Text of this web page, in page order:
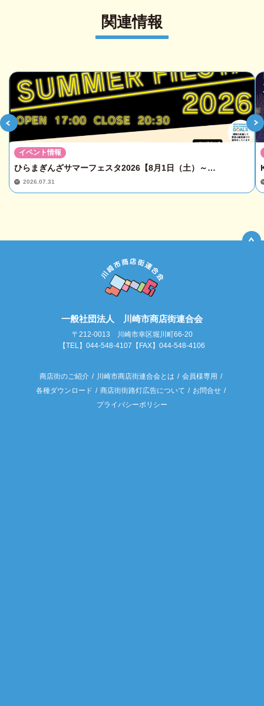
関連情報
ひらまぎんざサマーフェスタ2026【8月1日（土）～…
2026.07.31
イベント情報
一般社団法人 川崎市商店街連合会
〒212-0013 川崎市幸区堀川町66-20
【TEL】044-548-4107【FAX】044-548-4106
商店街のご紹介 川崎市商店街連合会とは
会員様専用
各種ダウンロード
商店街街路灯広告について
お問合せ
プライバシーポリシー